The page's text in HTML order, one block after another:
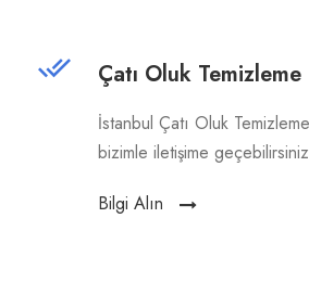
Çatı Oluk Temizleme
İstanbul Çatı Oluk
bizimle iletişime
Bilgi Alın